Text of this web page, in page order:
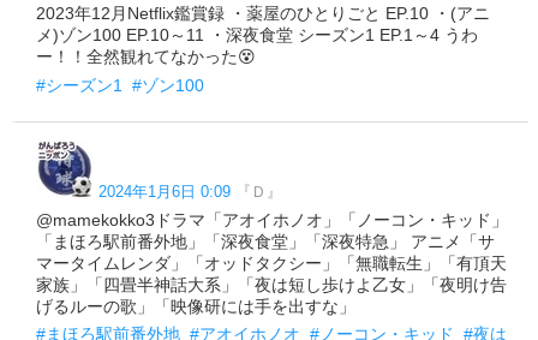
2023年12月Netflix鑑賞録 ・薬屋のひとりごと EP.10 ・(アニ
メ)ゾン100 EP.10～11 ・深夜食堂 シーズン1 EP.1～4 うわ
ー！！全然観れてなかった😵
#シーズン1
#ゾン100
2024年1月6日 0:09 『Ｄ』
@mamekokko3ドラマ「アオイホノオ」「ノーコン・キッド」
「まほろ駅前番外地」「深夜食堂」「深夜特急」 アニメ「サ
マータイムレンダ」「オッドタクシー」「無職転生」「有頂天
家族」「四畳半神話大系」「夜は短し歩けよ乙女」「夜明け告
げるルーの歌」「映像研には手を出すな」
#まほろ駅前番外地 #アオイホノオ #ノーコン・キッド
#夜は